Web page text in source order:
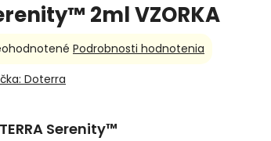
2ml VZORKA
Serenity™
Podrobnosti hodnotenia
Doterra